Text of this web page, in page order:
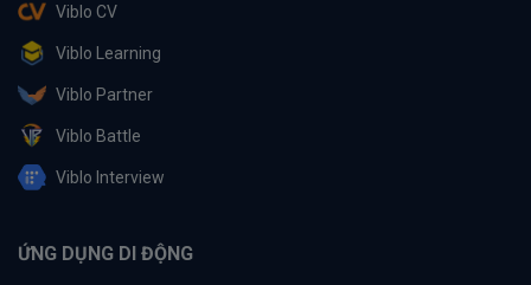
Viblo CV
Viblo Learning
Viblo Partner
Viblo Battle
Viblo Interview
ỨNG DỤNG DI ĐỘNG